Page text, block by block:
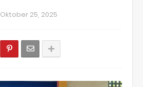
Oktober 25, 2025